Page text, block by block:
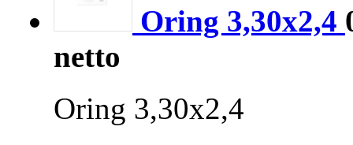
Oring 3,30x2,4
netto
Oring 3,30x2,4